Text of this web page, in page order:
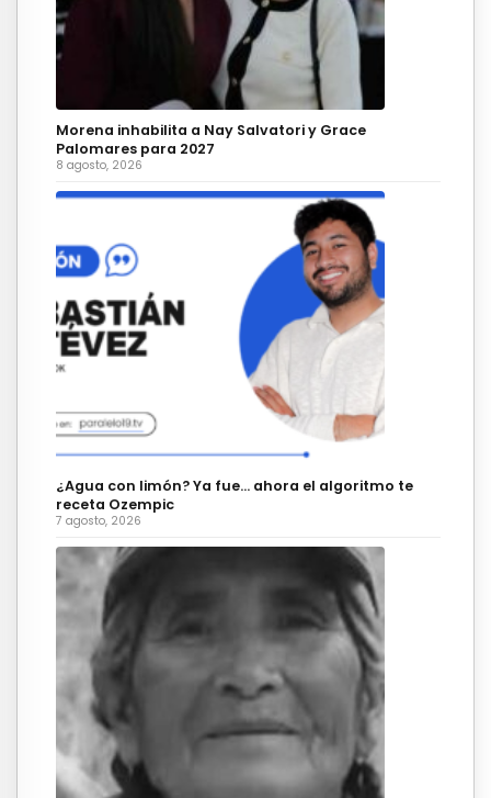
Morena inhabilita a Nay Salvatori y Grace
Palomares para 2027
8 agosto, 2026
¿Agua con limón? Ya fue… ahora el algoritmo te
receta Ozempic
7 agosto, 2026